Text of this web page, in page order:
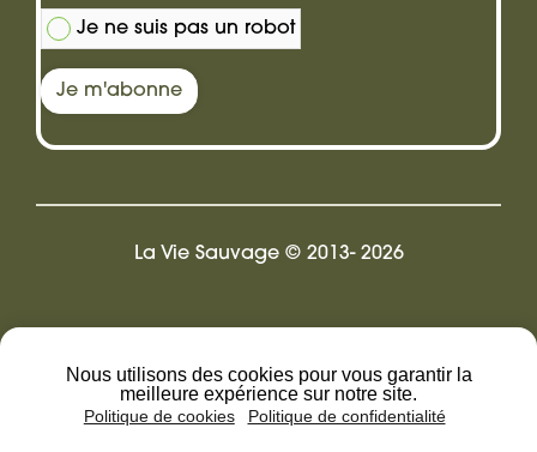
Nous utilisons des cookies pour vous garantir la
meilleure expérience sur notre site.
Politique de cookies Politique de confidentialité
Je ne suis pas un robot
Je m'abonne
La Vie Sauvage © 2013- 2026
Mentions légales